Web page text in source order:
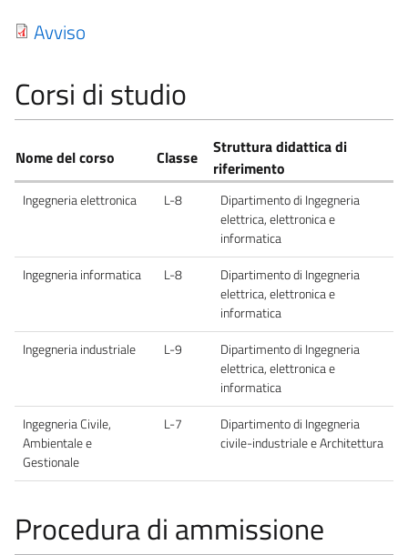
Avviso
Corsi di studio
Nome del corso Classe
Struttura didattica di
riferimento
Ingegneria elettronica L-8
Dipartimento di Ingegneria
elettrica, elettronica e
informatica
Ingegneria informatica
L-8
Dipartimento di Ingegneria
elettrica, elettronica e
informatica
Ingegneria industriale
L-9
Dipartimento di Ingegneria
elettrica, elettronica e
informatica
Ingegneria Civile,
Ambientale e
Gestionale
L-7
Dipartimento di Ingegneria
civile-industriale e Architettura
Procedura di ammissione